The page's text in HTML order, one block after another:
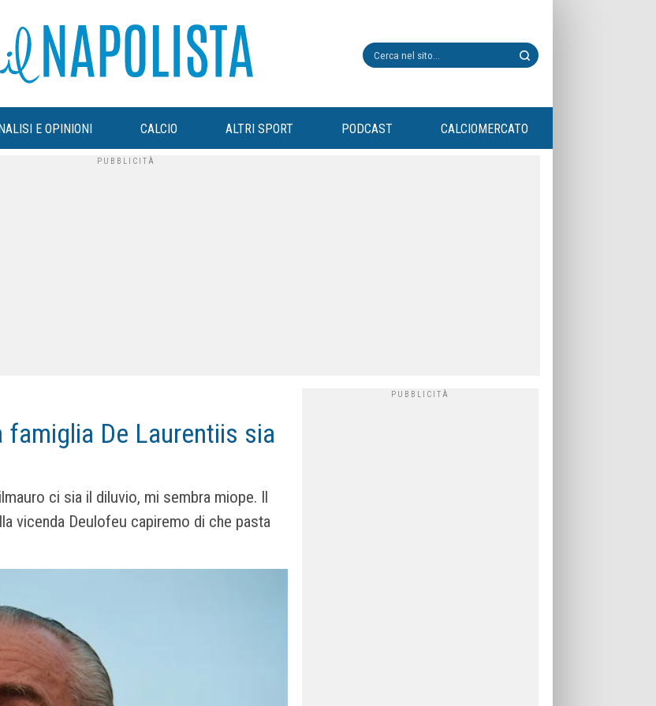
E OPINIONI CALCIO ALTRI SPORT PODCAST CALCIOMERCATO
De Laurentiis sia
ci sia il diluvio, mi sembra miope. Il
vicenda Deulofeu capiremo di che pasta